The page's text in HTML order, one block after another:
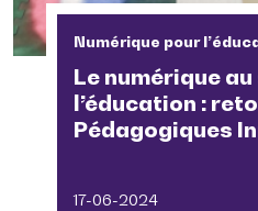
Numérique pour
Le numérique
l’éducation :
Pédagogiques
17-06-2024